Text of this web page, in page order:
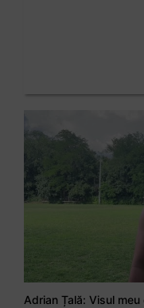
Adrian Țală: Visul